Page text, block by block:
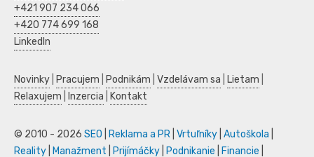
+421 907 234 066
+420 774 699 168
LinkedIn
Novinky Pracujem Podnikám Vzdelávam sa Lietam
Relaxujem
Inzercia Kontakt
© 2010 - 2026 SEO Reklama a PR Vrtuľníky Autoškola
Reality
Manažment Prijímáčky Podnikanie Financie